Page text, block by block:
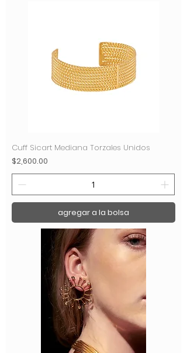
Cuff Sicart Mediana Torzales Unidos
Precio
$2,600.00
agregar a la bolsa